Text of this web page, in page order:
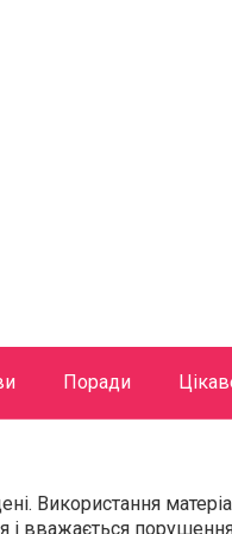
Поради
Використання
і вважається